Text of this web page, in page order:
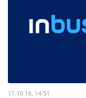
11.10.16, 14:51